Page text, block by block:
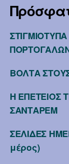
ΒΟΛΤΑ
Η ΕΠΕΤΕΙΟΣ
ΣΑΝΤΑΡΕΜ
ΣΕΛΙΔΕΣ
μέρος)